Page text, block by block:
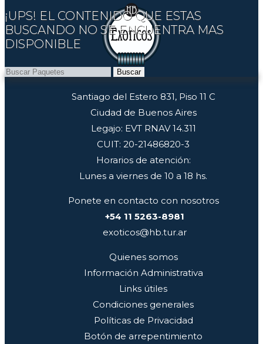
¡UPS! EL CONTENIDO QUE ESTAS
BUSCANDO NO SE ENCUENTRA MAS
DISPONIBLE
Buscar
Santiago del Estero 831, Piso 11 C
Ciudad de Buenos Aires
Legajo: EVT RNAV 14.311
CUIT: 20-21486820-3
Horarios de atención:
Lunes a viernes de 10 a 18 hs.
Ponete en contacto con nosotros
+54 11 5263-8981
exoticos@hb.tur.ar
Quienes somos
Información Administrativa
Links útiles
Condiciones generales
Políticas de Privacidad
Botón de arrepentimiento